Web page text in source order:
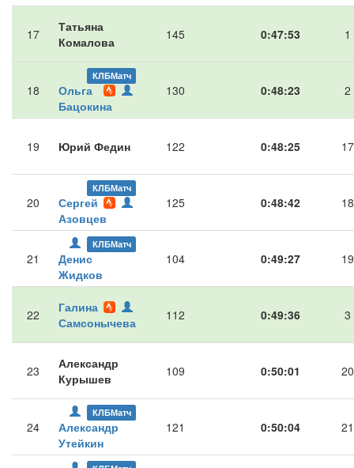
17
Татьяна
Комалова
145 0:47:53 1
18
КЛБМатч
Ольга
Бацокина
130 0:48:23 2
19 Юрий Федин 122 0:48:25 17
20
КЛБМатч
Сергей
Азовцев
125 0:48:42 18
21
КЛБМатч
Денис
Жидков
104 0:49:27 19
22
Галина
Самсонычева
112 0:49:36 3
23
Александр
Курышев
109 0:50:01 20
24
КЛБМатч
Александр
Утейкин
121 0:50:04 21